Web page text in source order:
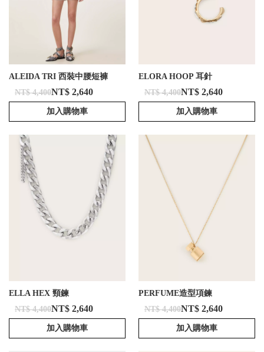
ALEIDA TRI 西裝中腰短褲
NT$ 4,400NT$ 2,640
加入購物車
ELORA HOOP 耳針
NT$ 4,400NT$ 2,640
加入購物車
ELLA HEX 頸鍊
NT$ 4,400NT$ 2,640
加入購物車
PERFUME造型項鍊
NT$ 4,400NT$ 2,640
加入購物車